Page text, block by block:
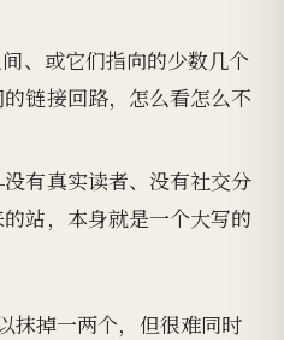
、或它们指向的少数几个
链接回路，怎么看怎么不
有真实读者、没有社交分
站，本身就是一个大写的
抹掉一两个，但很难同时